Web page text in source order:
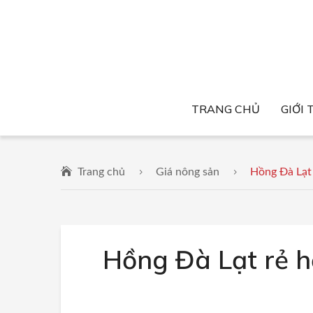
TRANG CHỦ GIỚI
Trang chủ Giá nông sản Hồng Đà
Hồng Đà Lạt rẻ